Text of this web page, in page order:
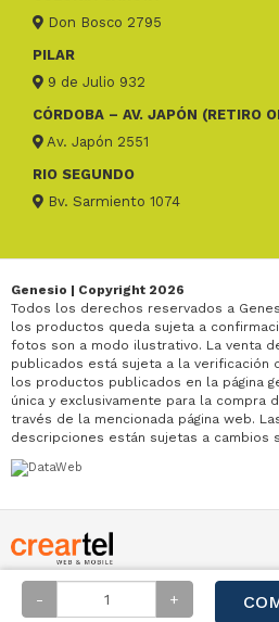
- +
Don Bosco 2795
PILAR
9 de Julio 932
CÓRDOBA – AV. JAPÓN (RETIRO
Av. Japón 2551
RIO SEGUNDO
Bv. Sarmiento 1074
Genesio | Copyright 2026
Todos los derechos reservados a
los productos queda sujeta a
fotos son a modo ilustrativo. La venta
publicados está sujeta a la verificación
los productos publicados en la página
única y exclusivamente para la compra
través de la mencionada página web.
descripciones están sujetas a cambios